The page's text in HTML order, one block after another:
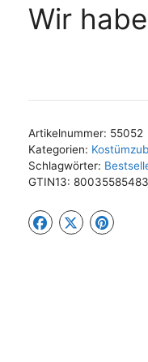
Wir
Artikelnummer: 55052
Kategorien:
Schlagwörter:
GTIN13: